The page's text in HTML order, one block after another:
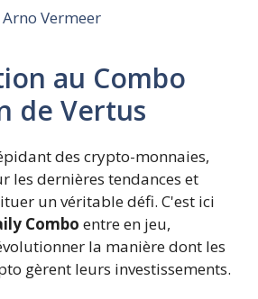
Arno Vermeer
au Combo
de Vertus
des crypto-monnaies,
les dernières tendances et
un véritable défi. C'est ici
Combo entre en jeu,
la manière dont les
gèrent leurs investissements.